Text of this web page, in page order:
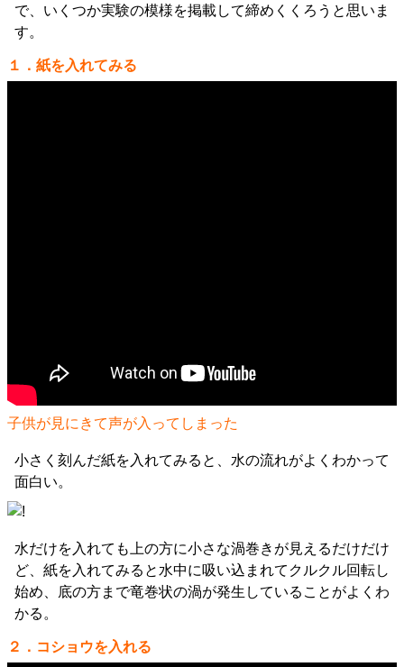
で、いくつか実験の模様を掲載して締めくくろうと思いま
す。
１．紙を入れてみる
子供が見にきて声が入ってしまった
小さく刻んだ紙を入れてみると、水の流れがよくわかって
面白い。
水だけを入れても上の方に小さな渦巻きが見えるだけだけ
ど、紙を入れてみると水中に吸い込まれてクルクル回転し
始め、底の方まで竜巻状の渦が発生していることがよくわ
かる。
２．コショウを入れる